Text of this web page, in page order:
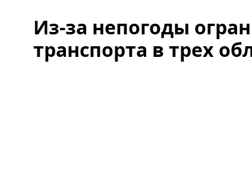
Из-за непогоды
транспорта в трех